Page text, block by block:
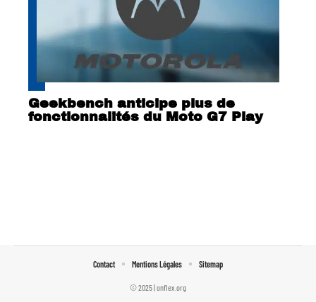
Geekbench anticipe plus de
fonctionnalités du Moto G7 Play
© 2025 | onflex.org
Contact Mentions Légales Sitemap